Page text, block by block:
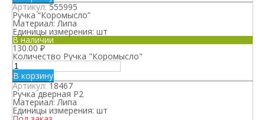
Артикул:555995
Ручка “Коромысло”
Материал: Липа
Единицы измерения: шт
В наличии
130.00₽
Количество Ручка "Коромысло"
В корзину
Артикул:18467
Ручка дверная Р2
Материал: Липа
Единицы измерения: шт